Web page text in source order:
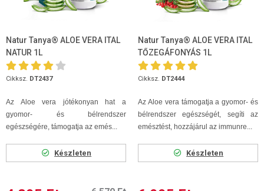
Natur Tanya® ALOE VERA ITAL
NATUR 1L
Cikksz. DT2437
Az Aloe vera jótékonyan hat a
gyomor- és bélrendszer
egészségére, támogatja az emés...
Készleten
Natur Tanya® ALOE VERA ITAL
TŐZEGÁFONYÁS 1L
Cikksz. DT2444
Az Aloe vera támogatja a gyomor- és
bélrendszer egészségét, segíti az
emésztést, hozzájárul az immunre...
Készleten